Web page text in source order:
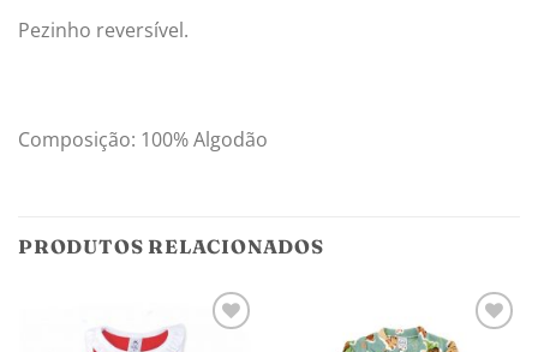
Pezinho reversível.
Composição: 100% Algodão
PRODUTOS RELACIONADOS